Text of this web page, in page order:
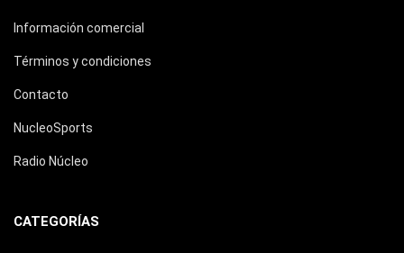
Información comercial
Términos y condiciones
Contacto
NucleoSports
Radio Núcleo
CATEGORÍAS